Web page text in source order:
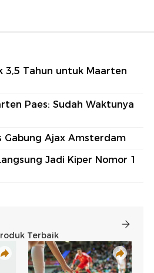
3,5 Tahun untuk Maarten
Paes: Sudah Waktunya
Gabung Ajax Amsterdam
Jadi Kiper Nomor 1